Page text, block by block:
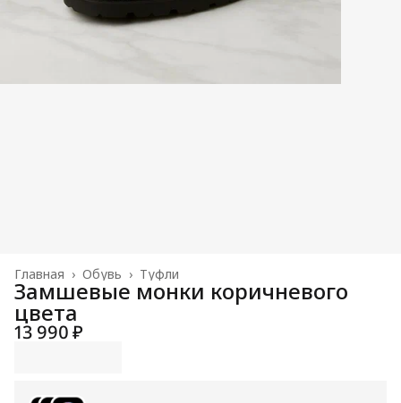
Туфли
Обувь ›
Главная ›
Замшевые монки коричневого
цвета
13 990 ₽